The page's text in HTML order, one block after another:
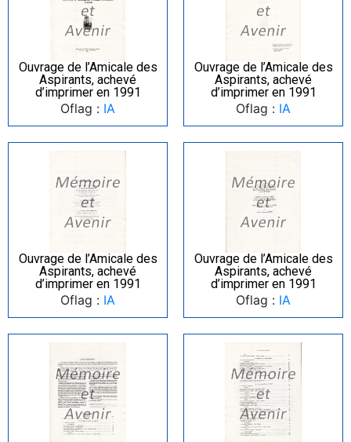
Ouvrage de l’Amicale des
Aspirants, achevé
d’imprimer en 1991
Oflag : IA
Ouvrage de l’Amicale des
Aspirants, achevé
d’imprimer en 1991
Oflag : IA
Ouvrage de l’Amicale des
Aspirants, achevé
d’imprimer en 1991
Oflag : IA
Ouvrage de l’Amicale des
Aspirants, achevé
d’imprimer en 1991
Oflag : IA